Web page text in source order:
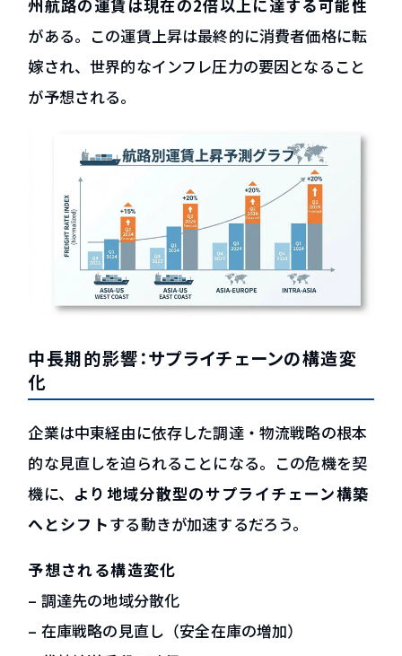
州航路の運賃は現在の2倍以上に達する可能性
がある。この運賃上昇は最終的に消費者価格に転
嫁され、世界的なインフレ圧力の要因となること
が予想される。
中長期的影響：サプライチェーンの構造変
化
企業は中東経由に依存した調達・物流戦略の根本
的な見直しを迫られることになる。この危機を契
機に、 より地域分散型のサプライチェーン構築
へとシフトする動きが加速するだろう。
予想される構造変化
– 調達先の地域分散化
– 在庫戦略の見直し（安全在庫の増加）